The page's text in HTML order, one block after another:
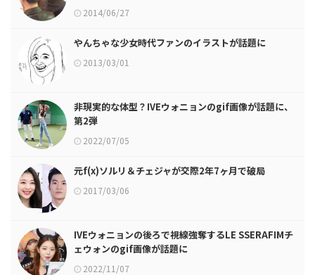
2014/06/27
やんちゃな少女時代ファンのイラストが話題に
2013/03/01
非現実的な体型？IVEウォニョンのgif画像が話題に、
第2弾
2022/07/05
元f(x)ソルリ＆チェジャが交際2年7ヶ月で破局
2017/03/06
IVEウォニョンの後ろで視線強奪するLE SSERAFIMチ
ェウォンのgif画像が話題に
2022/11/07